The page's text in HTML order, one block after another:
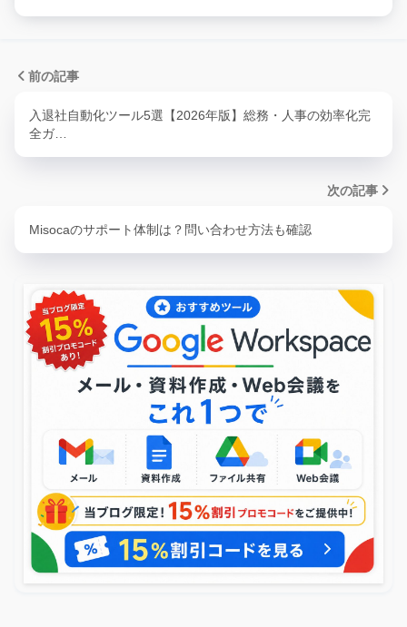
前の記事
入退社自動化ツール5選【2026年版】総務・人事の効率化完
全ガ…
次の記事
Misocaのサポート体制は？問い合わせ方法も確認